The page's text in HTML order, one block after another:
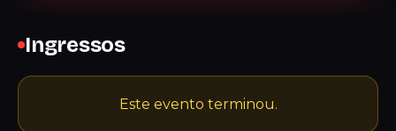
Ingressos
Este evento terminou.